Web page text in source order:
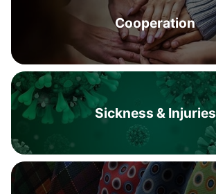
Cooperation
Sickness & Injuries